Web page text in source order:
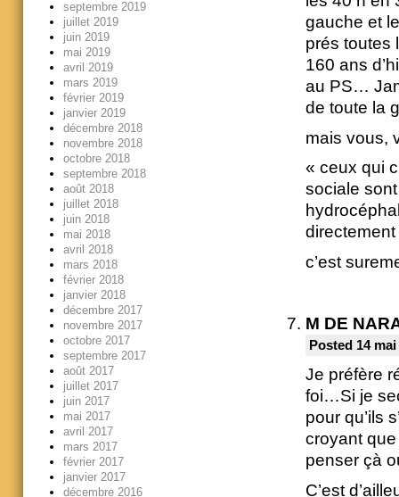
gauche et
prés toutes
160 ans
au PS…
de toute la
mais vous,
« ceux qui
sociale
c’est
M DE
Posted 14
Je préfère
foi…Si je
pour qu’ils
croyant
penser çà
C’est
septembre 2019
juillet 2019
juin 2019
mai 2019
avril 2019
mars 2019
février 2019
janvier 2019
décembre 2018
novembre 2018
octobre 2018
septembre 2018
août 2018
juillet 2018
juin 2018
mai 2018
avril 2018
mars 2018
février 2018
janvier 2018
décembre 2017
novembre 2017
octobre 2017
septembre 2017
août 2017
juillet 2017
juin 2017
mai 2017
avril 2017
mars 2017
février 2017
janvier 2017
décembre 2016